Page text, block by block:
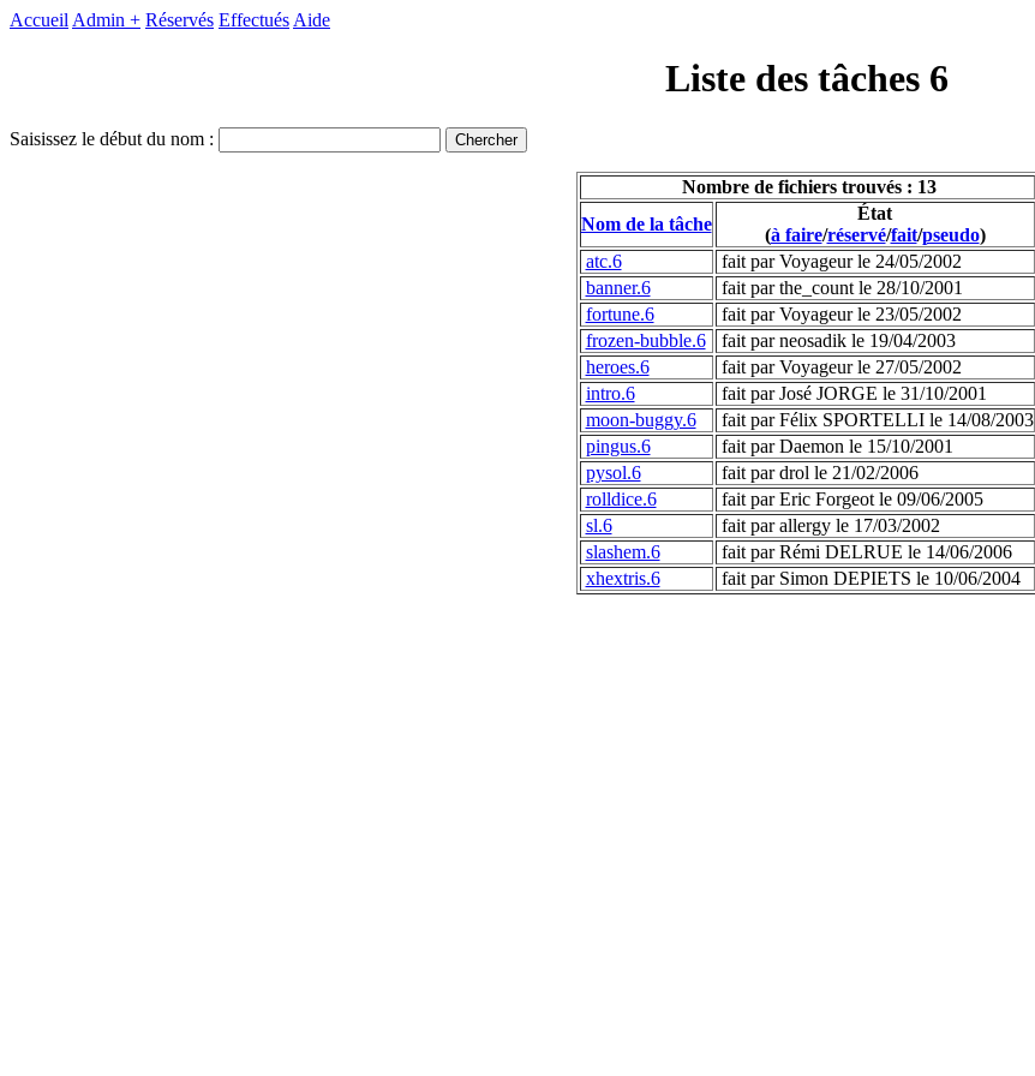
Accueil Admin + Réservés Effectués Aide
Liste des tâches 6
Saisissez le début du nom :
Nombre de fichiers trouvés : 13
Nom de la tâche
État
(à faire/réservé/fait/pseudo)
atc.6
fait par Voyageur le 24/05/2002
banner.6
fait par the_count le 28/10/2001
fortune.6
fait par Voyageur le 23/05/2002
frozen-bubble.6
fait par neosadik le 19/04/2003
heroes.6
fait par Voyageur le 27/05/2002
intro.6
fait par José JORGE le 31/10/2001
moon-buggy.6
fait par Félix SPORTELLI le 14/08/2003
pingus.6
fait par Daemon le 15/10/2001
pysol.6
fait par drol le 21/02/2006
rolldice.6
fait par Eric Forgeot le 09/06/2005
sl.6
fait par allergy le 17/03/2002
slashem.6
fait par Rémi DELRUE le 14/06/2006
xhextris.6
fait par Simon DEPIETS le 10/06/2004